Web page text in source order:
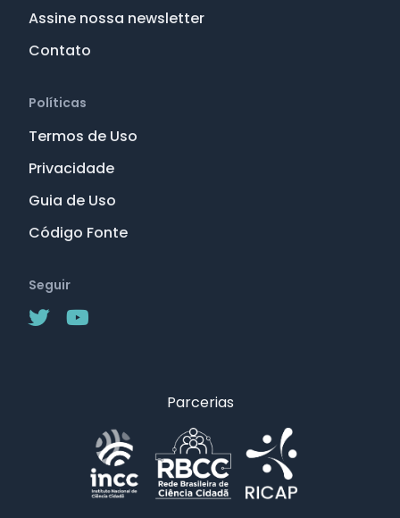
Assine nossa newsletter
Contato
Políticas
Termos de Uso
Privacidade
Guia de Uso
Código Fonte
Seguir
Parcerias